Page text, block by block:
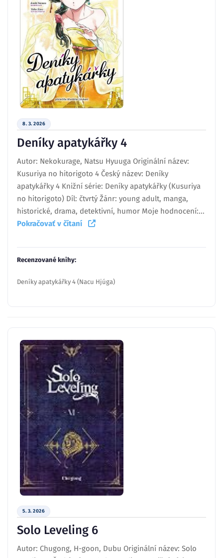
8. 3. 2026
Deníky apatykářky 4
Autor: Nekokurage, Natsu Hyuuga Originální název:
Kusuriya no hitorigoto 4 Český název: Deníky
apatykářky 4 Knižní série: Deníky apatykářky (Kusuriya
no hitorigoto) Díl: čtvrtý Žánr: young adult, manga,
historické, drama, detektivní, humor Moje hodnocení:...
Pokračovať v čítaní
Recenzované knihy:
Deníky apatykářky 4 (Nacu Hjúga)
5. 3. 2026
Solo Leveling 6
Autor: Chugong, H-goon, Dubu Originální název: Solo